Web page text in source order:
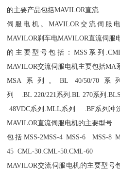
的主要产品包括MAVILOR直流
伺服电机。MAVILOR交流伺服
MAVILOR刹车电MAVILOR直流伺服
的主要型号包括：MSS系列
MAVILOR交流伺服电机主要包括MA
MSA系列。BL 40/50/70系列
列 .BL 220/221系列.BL 270系列
48VDC系列.MLL系列 .BF
MAVILOR直流伺服电机的主要型号
包括MSS-2MSS-4 MSS-6 MSS-
45 CML-30.CML-50.CML-60
MAVILOR交流伺服电机的主要型号